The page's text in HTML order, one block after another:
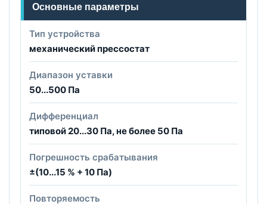
Основные параметры
Тип устройства
механический прессостат
Диапазон уставки
50...500 Па
Дифференциал
типовой 20...30 Па, не более 50 Па
Погрешность срабатывания
±(10...15 % + 10 Па)
Повторяемость